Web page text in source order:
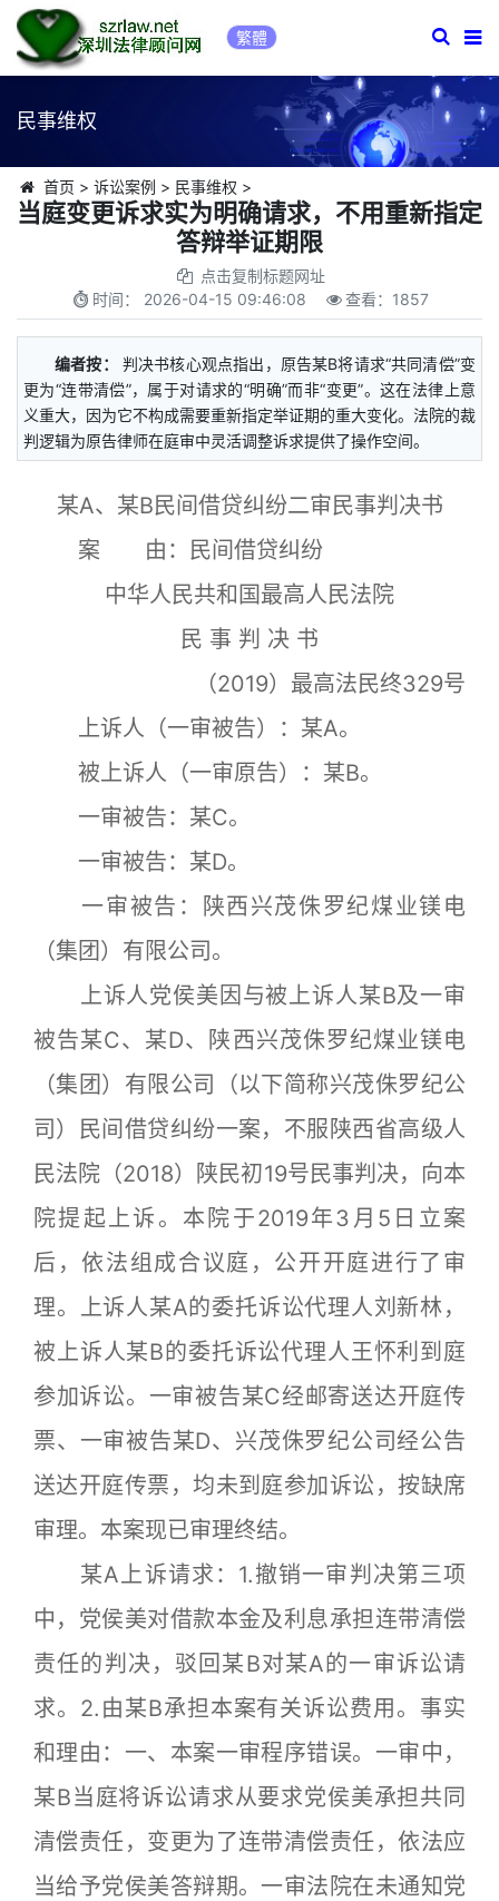
繁體
民事维权
首页 > 诉讼案例 > 民事维权 >
当庭变更诉求实为明确请求，不用重新指定
答辩举证期限
点击复制标题网址
时间： 2026-04-15 09:46:08 查看： 1857
编者按：
判决书核心观点指出，原告某B将请求“共同清偿”变
更为“连带清偿”，属于对请求的“明确”而非“变更”。这在法律上意
义重大，因为它不构成需要重新指定举证期的重大变化。法院的裁
判逻辑为原告律师在庭审中灵活调整诉求提供了操作空间。
某A、某B民间借贷纠纷二审民事判决书
案 由 ： 民间借贷纠纷
中华人民共和国最高人民法院
民 事 判 决 书
（2019）最高法民终329号
上诉人（一审被告）：某A。
被上诉人（一审原告）：某B。
一审被告：某C。
一审被告：某D。
一审被告：陕西兴茂侏罗纪煤业镁电
（集团）有限公司。
上诉人党侯美因与被上诉人某B及一审
被告某C、某D、陕西兴茂侏罗纪煤业镁电
（集团）有限公司（以下简称兴茂侏罗纪公
司）民间借贷纠纷一案，不服陕西省高级人
民法院（2018）陕民初19号民事判决，向本
院提起上诉。本院于2019年3月5日立案
后，依法组成合议庭，公开开庭进行了审
理。上诉人某A的委托诉讼代理人刘新林，
被上诉人某B的委托诉讼代理人王怀利到庭
参加诉讼。一审被告某C经邮寄送达开庭传
票、一审被告某D、兴茂侏罗纪公司经公告
送达开庭传票，均未到庭参加诉讼，按缺席
审理。本案现已审理终结。
某A上诉请求：1.撤销一审判决第三项
中，党侯美对借款本金及利息承担连带清偿
责任的判决，驳回某B对某A的一审诉讼请
求。2.由某B承担本案有关诉讼费用。事实
和理由：一、本案一审程序错误。一审中，
某B当庭将诉讼请求从要求党侯美承担共同
清偿责任，变更为了连带清偿责任，依法应
当给予党侯美答辩期。一审法院在未通知党